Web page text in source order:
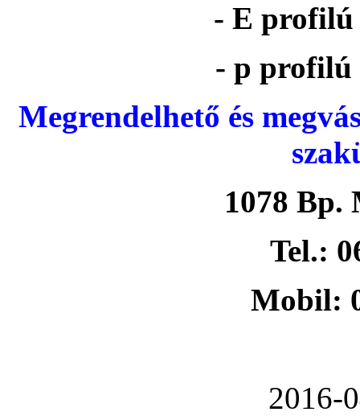
- E profilú
- p profilú
Megrendelhető és
1078 Bp.
Tel.:
Mobil:
2016-